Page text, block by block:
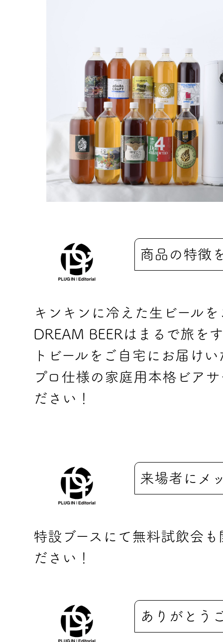
商品の特徴
キンキンに冷えた生ビール
DREAM BEERはまるで旅を
トビールをご自宅にお届け
プロ仕様の家庭用本格ビア
ださい！
来場者にメ
特設ブースにて無料試飲会
ださい！
ありがとう